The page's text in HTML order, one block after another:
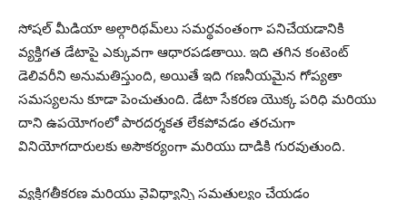
సోషల్ మీడియా అల్గారిథమ్‌లు సమర్థవంతంగా పనిచేయడానికి
వ్యక్తిగత డేటాపై ఎక్కువగా ఆధారపడతాయి. ఇది తగిన కంటెంట్
డెలివరీని అనుమతిస్తుంది, అయితే ఇది గణనీయమైన గోప్యతా
సమస్యలను కూడా పెంచుతుంది. డేటా సేకరణ యొక్క పరిధి మరియు
దాని ఉపయోగంలో పారదర్శకత లేకపోవడం తరచుగా
వినియోగదారులకు అసౌకర్యంగా మరియు దాడికి గురవుతుంది.
వ్యక్తిగతీకరణ మరియు వైవిధ్యాన్ని సమతుల్యం చేయడం